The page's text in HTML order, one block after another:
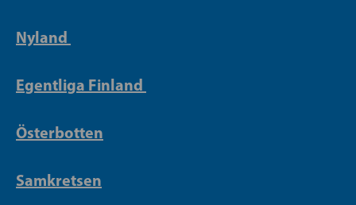
Nyland
Egentliga Finland
Österbotten
Samkretsen